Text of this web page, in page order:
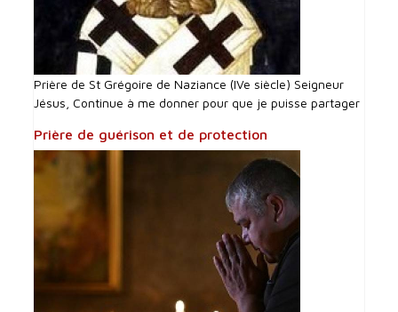
Prière de St Grégoire de Naziance (IVe siècle) Seigneur
Jésus, Continue à me donner pour que je puisse partager
Prière de guérison et de protection